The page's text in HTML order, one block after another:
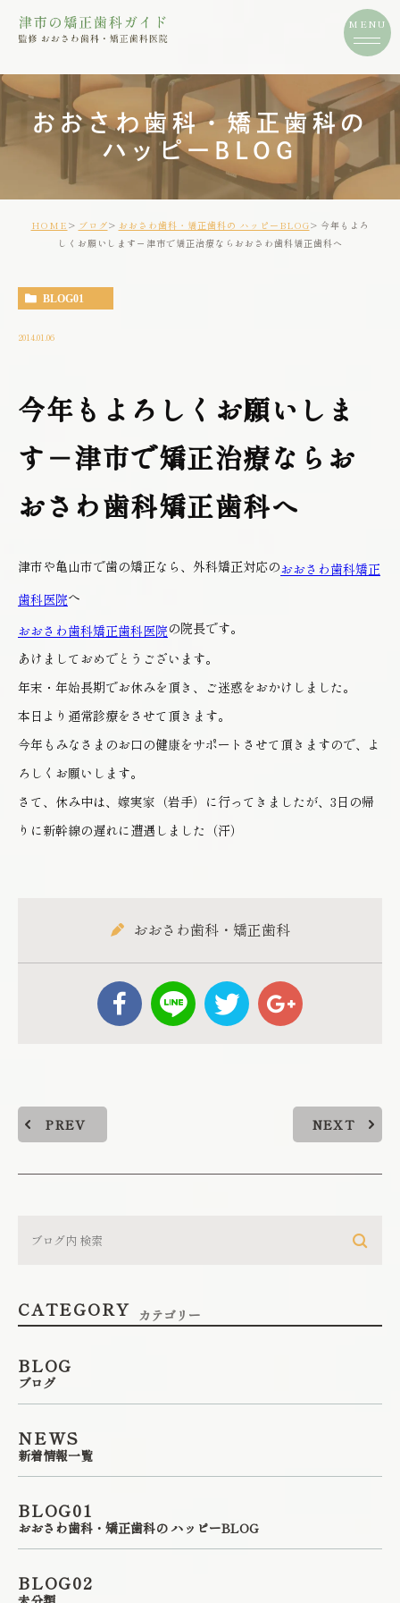
おおさわ歯科・矯正歯科の
ハッピーBLOG
HOME ブログ おおさわ歯科・矯正歯科の ハッピーBLOG
今年もよろ
しくお願いします－津市で矯正治療ならおおさわ歯科矯正歯科へ
BLOG01
2014.01.06
今年もよろしくお願いしま
す－津市で矯正治療ならお
おさわ歯科矯正歯科へ
津市や亀山市で歯の矯正なら、外科矯正対応のおおさわ歯科矯正
歯科医院へ
おおさわ歯科矯正歯科医院の院長です。
あけましておめでとうございます。
年末・年始長期でお休みを頂き、ご迷惑をおかけしました。
本日より通常診療をさせて頂きます。
今年もみなさまのお口の健康をサポートさせて頂きますので、よ
ろしくお願いします。
さて、休み中は、嫁実家（岩手）に行ってきましたが、3日の帰
りに新幹線の遅れに遭遇しました（汗）
おおさわ歯科・矯正歯科
PREV NEXT
CATEGORY カテゴリー
BLOG
ブログ
NEWS
新着情報一覧
BLOG01
おおさわ歯科・矯正歯科の ハッピーBLOG
BLOG02